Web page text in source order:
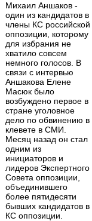
Михаил Аншаков -
один из кандидатов в
члены КС российской
оппозиции, которому
для избрания не
хватило совсем
немного голосов. В
связи с интервью
Аншакова Елене
Масюк было
возбуждено первое в
стране уголовное
дело по обвинению в
клевете в СМИ.
Месяц назад он стал
одним из
инициаторов и
лидеров Экспертного
Совета оппозиции,
объединившего
более пятидесяти
бывших кандидатов в
КС оппозиции.